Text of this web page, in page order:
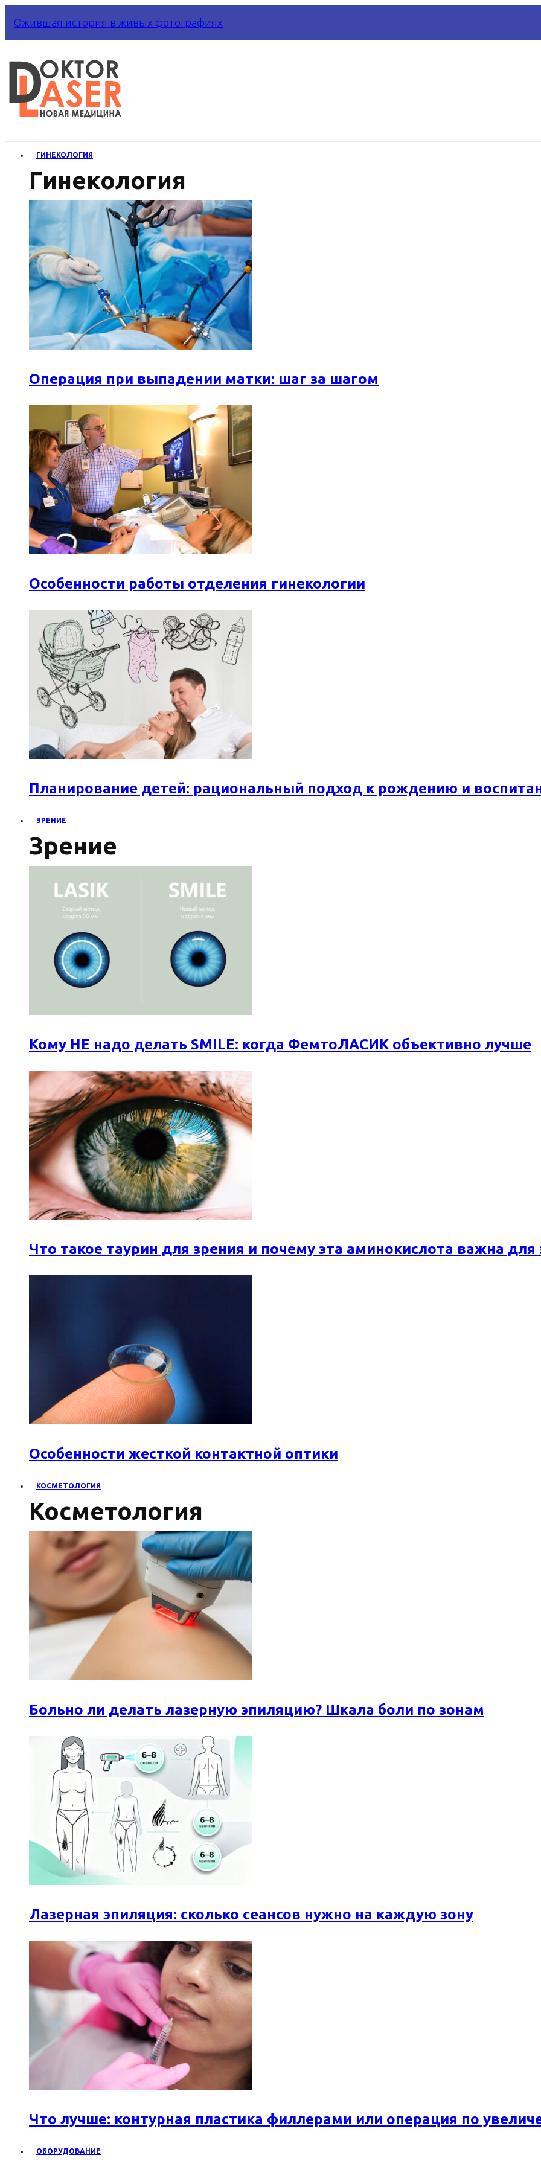
Ожившая история в живых фотографиях
ГИНЕКОЛОГИЯ
Гинекология
Операция при выпадении матки: шаг за шагом
Особенности работы отделения гинекологии
Планирование детей: рациональный подход к рождению и
ЗРЕНИЕ
Зрение
Кому НЕ надо делать SMILE: когда ФемтоЛАСИК объективно лучше
Что такое таурин для зрения и почему эта аминокислота важна для
Особенности жесткой контактной оптики
КОСМЕТОЛОГИЯ
Косметология
Больно ли делать лазерную эпиляцию? Шкала боли по зонам
Лазерная эпиляция: сколько сеансов нужно на каждую зону
Что лучше: контурная пластика филлерами или операция по
ОБОРУДОВАНИЕ